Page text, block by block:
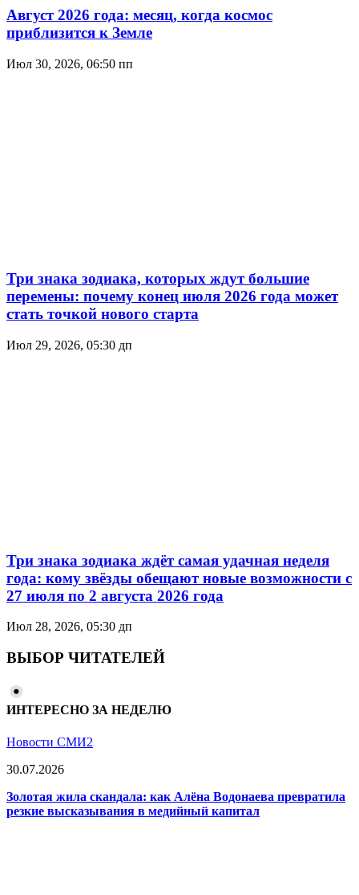
Август 2026 года: месяц, когда космос
приблизится к Земле
Июл 30, 2026, 06:50 пп
Три знака зодиака, которых ждут большие
перемены: почему конец июля 2026 года может
стать точкой нового старта
Июл 29, 2026, 05:30 дп
Три знака зодиака ждёт самая удачная неделя
года: кому звёзды обещают новые возможности с
27 июля по 2 августа 2026 года
Июл 28, 2026, 05:30 дп
ВЫБОР ЧИТАТЕЛЕЙ
ИНТЕРЕСНО ЗА НЕДЕЛЮ
Новости СМИ2
30.07.2026
Золотая жила скандала: как Алёна Водонаева превратила
резкие высказывания в медийный капитал